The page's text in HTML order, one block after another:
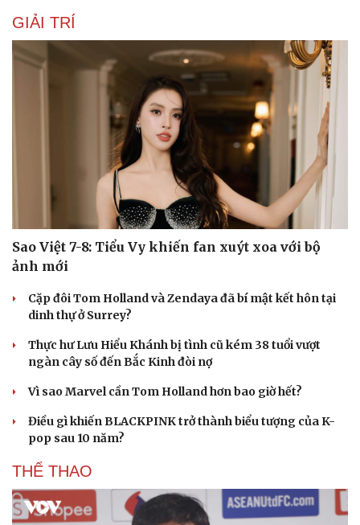
Du lịch
Săn Tour
check-in
Podcast
Đọc truyện đêm khuya
GIẢI TRÍ
Sao Việt 7-8: Tiểu Vy khiến fan xuýt xoa với bộ
ảnh mới
Cặp đôi Tom Holland và Zendaya đã bí mật kết hôn tại
dinh thự ở Surrey?
Thực hư Lưu Hiểu Khánh bị tình cũ kém 38 tuổi vượt
ngàn cây số đến Bắc Kinh đòi nợ
Vì sao Marvel cần Tom Holland hơn bao giờ hết?
Điều gì khiến BLACKPINK trở thành biểu tượng của K-
pop sau 10 năm?
THỂ THAO